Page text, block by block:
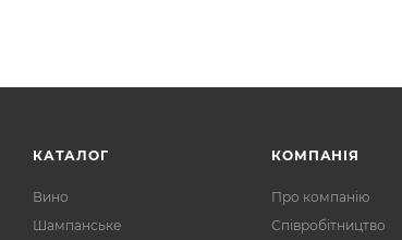
КАТАЛОГ
Вино
Шампанське
КОМПАНІЯ
Про компанію
Співробітництво